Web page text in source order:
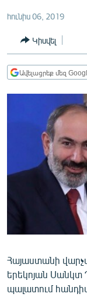
ՏՆՏԵՍՈՒԹՅՈՒՆ
ՂԱՐԱԲԱՂ
ՏԱՐԱԾԱՇՐՋԱՆ
ՄԻՋԱԶԳԱՅԻՆ
ՄՇԱԿՈՒՅԹ
ՍՊՈՐՏ
ՏՏ ԵՒ ԻՆՏԵՐՆԵՏ
ԱՐԽԻՎ
ՏԵՍԱՆՅՈՒԹԵՐ
հունիս 06, 2019
Կիսվել
Ավելացրեք մեզ
Հայաստանի
երեկոյան Սանկտ
պալատում